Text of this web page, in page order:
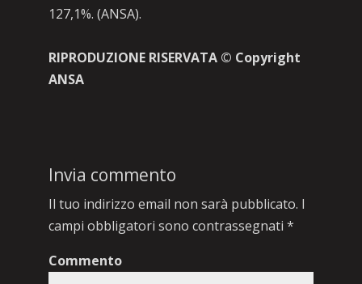
127,1%. (ANSA).
RIPRODUZIONE RISERVATA © Copyright
ANSA
Invia commento
Il tuo indirizzo email non sarà pubblicato. I
campi obbligatori sono contrassegnati *
Commento